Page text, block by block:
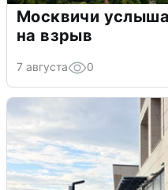
Москвичи
на взрыв
7 августа 0